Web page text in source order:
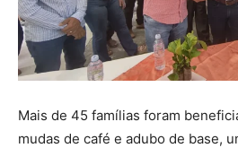
Mais de 45 famílias foram
mudas de café e adubo de base,